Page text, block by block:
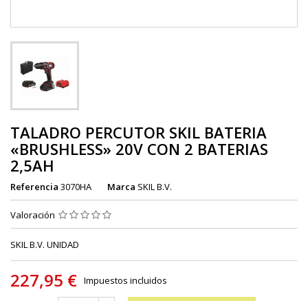
TALADRO PERCUTOR SKIL BATERIA
«BRUSHLESS» 20V CON 2 BATERIAS
2,5AH
Referencia 3070HA Marca SKIL B.V.
Valoración
SKIL B.V. UNIDAD
227,95 € Impuestos incluidos